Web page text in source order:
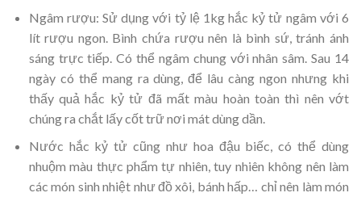
Ngâm rượu: Sử dụng với tỷ lệ 1kg hắc kỷ tử ngâm với 6
lít rượu ngon. Bình chứa rượu nên là bình sứ, tránh ánh
sáng trực tiếp. Có thể ngâm chung với nhân sâm. Sau 14
ngày có thể mang ra dùng, để lâu càng ngon nhưng khi
thấy quả hắc kỷ tử đã mất màu hoàn toàn thì nên vớt
chúng ra chắt lấy cốt trữ nơi mát dùng dần.
Nước hắc kỷ tử cũng như hoa đậu biếc, có thể dùng
nhuộm màu thực phẩm tự nhiên, tuy nhiên không nên làm
các món sinh nhiệt như đồ xôi, bánh hấp… chỉ nên làm món